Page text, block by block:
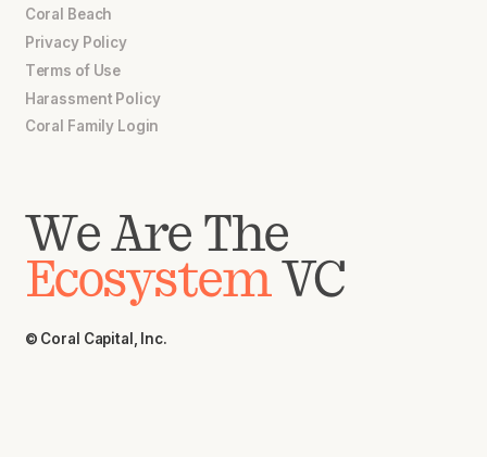
Coral Beach
Privacy Policy
Terms of Use
Harassment Policy
Coral Family Login
We Are The
EcosystemVC
© Coral Capital, Inc.